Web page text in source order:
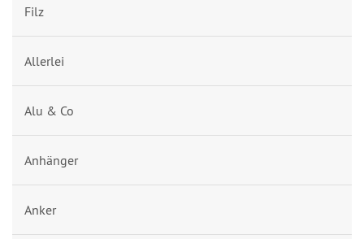
Filz
Allerlei
Alu & Co
Anhänger
Anker